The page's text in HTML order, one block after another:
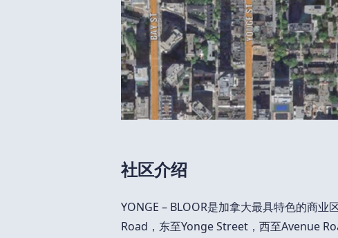
社区介绍
YONGE – BLOOR是加拿大最具特色的商
Road，东至Yonge Street，西至Avenue